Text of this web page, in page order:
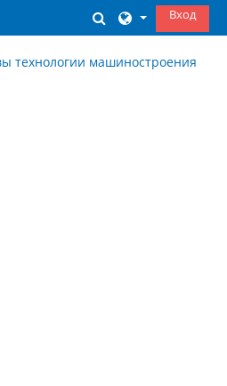
ИзменитьВход
технологии машиностроения